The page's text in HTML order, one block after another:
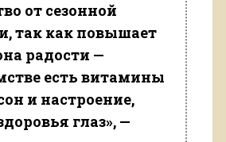
от сезонной
так как повышает
радости —
есть витамины
и настроение,
глаз», —